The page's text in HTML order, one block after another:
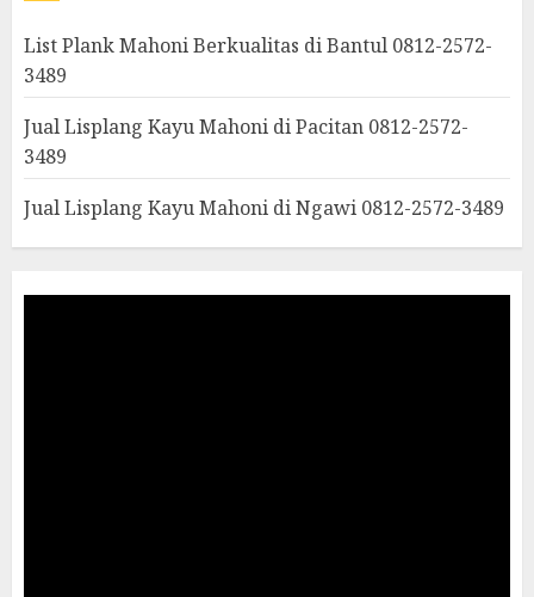
List Plank Mahoni Berkualitas di Bantul 0812-2572-
3489
Jual Lisplang Kayu Mahoni di Pacitan 0812-2572-
3489
Jual Lisplang Kayu Mahoni di Ngawi 0812-2572-3489